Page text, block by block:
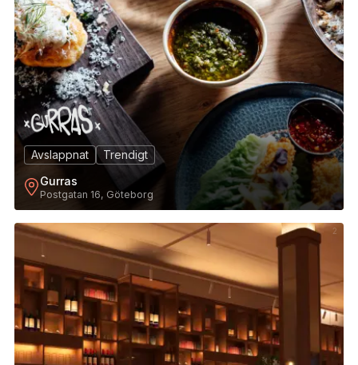
Avslappnat
Trendigt
Gurras
Postgatan 16, Göteborg
2